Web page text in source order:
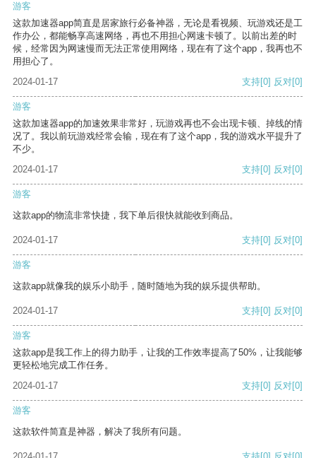
游客
这款加速器app简直是居家旅行必备神器，无论是看视频、玩游戏还是工
作办公，都能畅享高速网络，再也不用担心网速卡顿了。以前出差的时
候，经常因为网速慢而无法正常使用网络，现在有了这个app，我再也不
用担心了。
2024-01-17
支持[0] 反对[0]
游客
这款加速器app的加速效果非常好，玩游戏再也不会出现卡顿、掉线的情
况了。我以前玩游戏经常会输，现在有了这个app，我的游戏水平提升了
不少。
2024-01-17
支持[0] 反对[0]
游客
这款app的物流非常快捷，我下单后很快就能收到商品。
2024-01-17 支持[0] 反对[0]
游客
这款app就像我的娱乐小助手，随时随地为我的娱乐提供帮助。
2024-01-17 支持[0] 反对[0]
游客
这款app是我工作上的得力助手，让我的工作效率提高了50%，让我能够
更轻松地完成工作任务。
2024-01-17
支持[0] 反对[0]
游客
这款软件简直是神器，解决了我所有问题。